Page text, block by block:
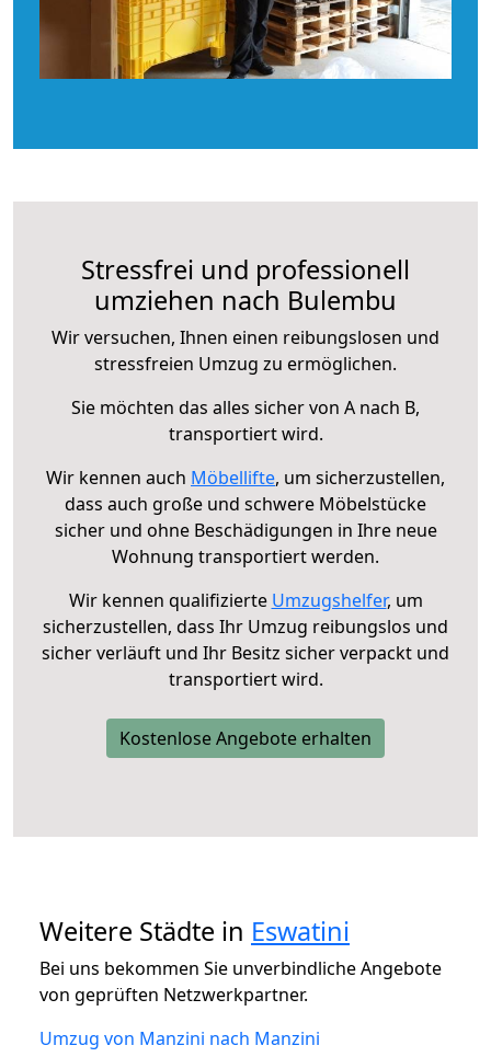
Stressfrei und professionell
umziehen nach Bulembu
Wir versuchen, Ihnen einen reibungslosen und
stressfreien Umzug zu ermöglichen.
Sie möchten das alles sicher von A nach B,
transportiert wird.
Wir kennen auch Möbellifte, um sicherzustellen,
dass auch große und schwere Möbelstücke
sicher und ohne Beschädigungen in Ihre neue
Wohnung transportiert werden.
Wir kennen qualifizierte Umzugshelfer, um
sicherzustellen, dass Ihr Umzug reibungslos und
sicher verläuft und Ihr Besitz sicher verpackt und
transportiert wird.
Kostenlose Angebote erhalten
Weitere Städte in Eswatini
Bei uns bekommen Sie unverbindliche Angebote
von geprüften Netzwerkpartner.
Umzug von Manzini nach Manzini